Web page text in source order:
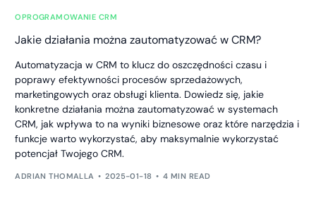
OPROGRAMOWANIE CRM
Jakie działania można zautomatyzować w CRM?
Automatyzacja w CRM to klucz do oszczędności czasu i
poprawy efektywności procesów sprzedażowych,
marketingowych oraz obsługi klienta. Dowiedz się, jakie
konkretne działania można zautomatyzować w systemach
CRM, jak wpływa to na wyniki biznesowe oraz które narzędzia i
funkcje warto wykorzystać, aby maksymalnie wykorzystać
potencjał Twojego CRM.
ADRIAN THOMALLA 2025-01-18 4 MIN READ